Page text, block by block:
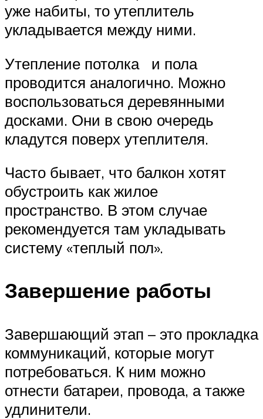
уже набиты, то утеплитель
укладывается между ними.
Утепление потолка и пола
проводится аналогично. Можно
воспользоваться деревянными
досками. Они в свою очередь
кладутся поверх утеплителя.
Часто бывает, что балкон хотят
обустроить как жилое
пространство. В этом случае
рекомендуется там укладывать
систему «теплый пол».
Завершение работы
Завершающий этап – это прокладка
коммуникаций, которые могут
потребоваться. К ним можно
отнести батареи, провода, а также
удлинители.